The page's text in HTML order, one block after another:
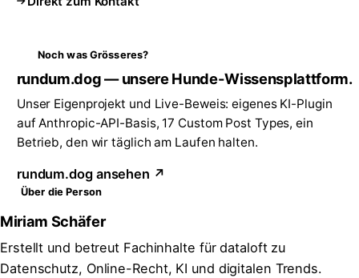
Noch was Grösseres?
rundum.dog — unsere Hunde-Wissensplattform.
Unser Eigenprojekt und Live-Beweis: eigenes KI-Plugin
auf Anthropic-API-Basis, 17 Custom Post Types, ein
Betrieb, den wir täglich am Laufen halten.
rundum.dog ansehen ↗
Über die Person
Miriam Schäfer
Erstellt und betreut Fachinhalte für dataloft zu
Datenschutz, Online-Recht, KI und digitalen Trends.